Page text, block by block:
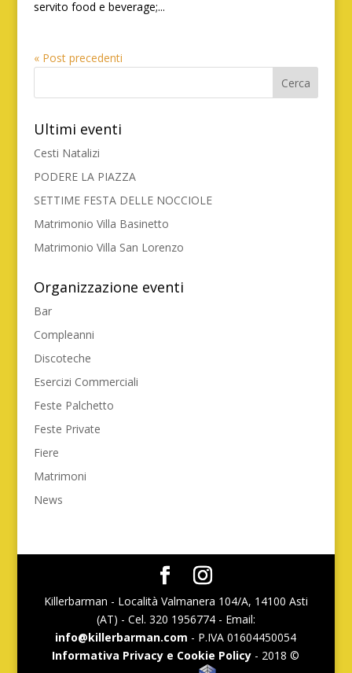
servito food e beverage;...
« Post precedenti
Ultimi eventi
Cesti Natalizi
PODERE LA PIAZZA
SETTIME FESTA DELLE NOCCIOLE
Matrimonio Villa Basinetto
Matrimonio Villa San Lorenzo
Organizzazione eventi
Bar
Compleanni
Discoteche
Esercizi Commerciali
Feste Palchetto
Feste Private
Fiere
Matrimoni
News
Killerbarman - Località Valmanera 104/A, 14100 Asti
(AT) - Cel. 320 1956774 - Email:
info@killerbarman.com - P.IVA 01604450054
Informativa Privacy e Cookie Policy - 2018 ©